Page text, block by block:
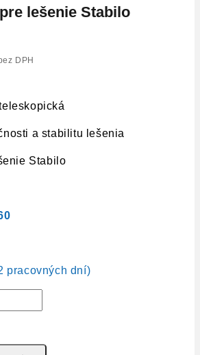
lešenie Stabilo
bez DPH
a stabilitu lešenia
Stabilo
pracovných dní)